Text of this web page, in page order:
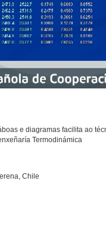
e diagramas facilita ao
Termodinámica
Chile